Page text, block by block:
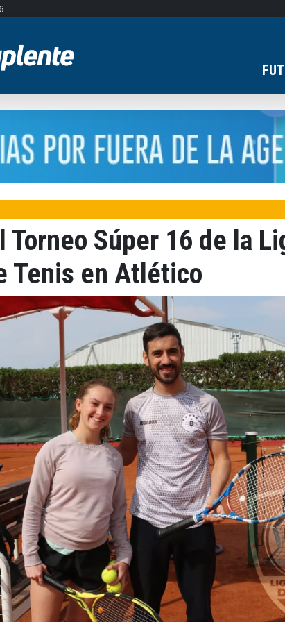
Torneo Súper 16 de la
Tenis en Atlético